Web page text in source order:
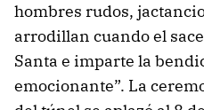
hombres rudos,
arrodillan cuando el
Santa e imparte la
emocionante”. La